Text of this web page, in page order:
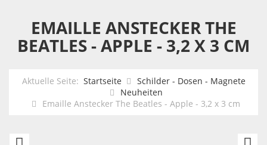
EMAILLE ANSTECKER THE
BEATLES - APPLE - 3,2 X 3 CM
Aktuelle Seite: Startseite
Schilder - Dosen - Magnete
Neuheiten
Emaille Anstecker The Beatles - Apple - 3,2 x 3 cm